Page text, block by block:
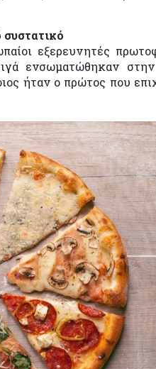
εξερευνητές
ενσωματώθηκαν
ήταν ο πρώτος που